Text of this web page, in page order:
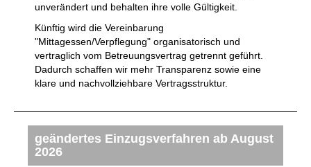
unverändert und behalten ihre volle Gültigkeit.
Künftig wird die Vereinbarung
"Mittagessen/Verpflegung" organisatorisch und
vertraglich vom Betreuungsvertrag getrennt geführt.
Dadurch schaffen wir mehr Transparenz sowie eine
klare und nachvollziehbare Vertragsstruktur.
geändertes Einzugsverfahren ab August
2026